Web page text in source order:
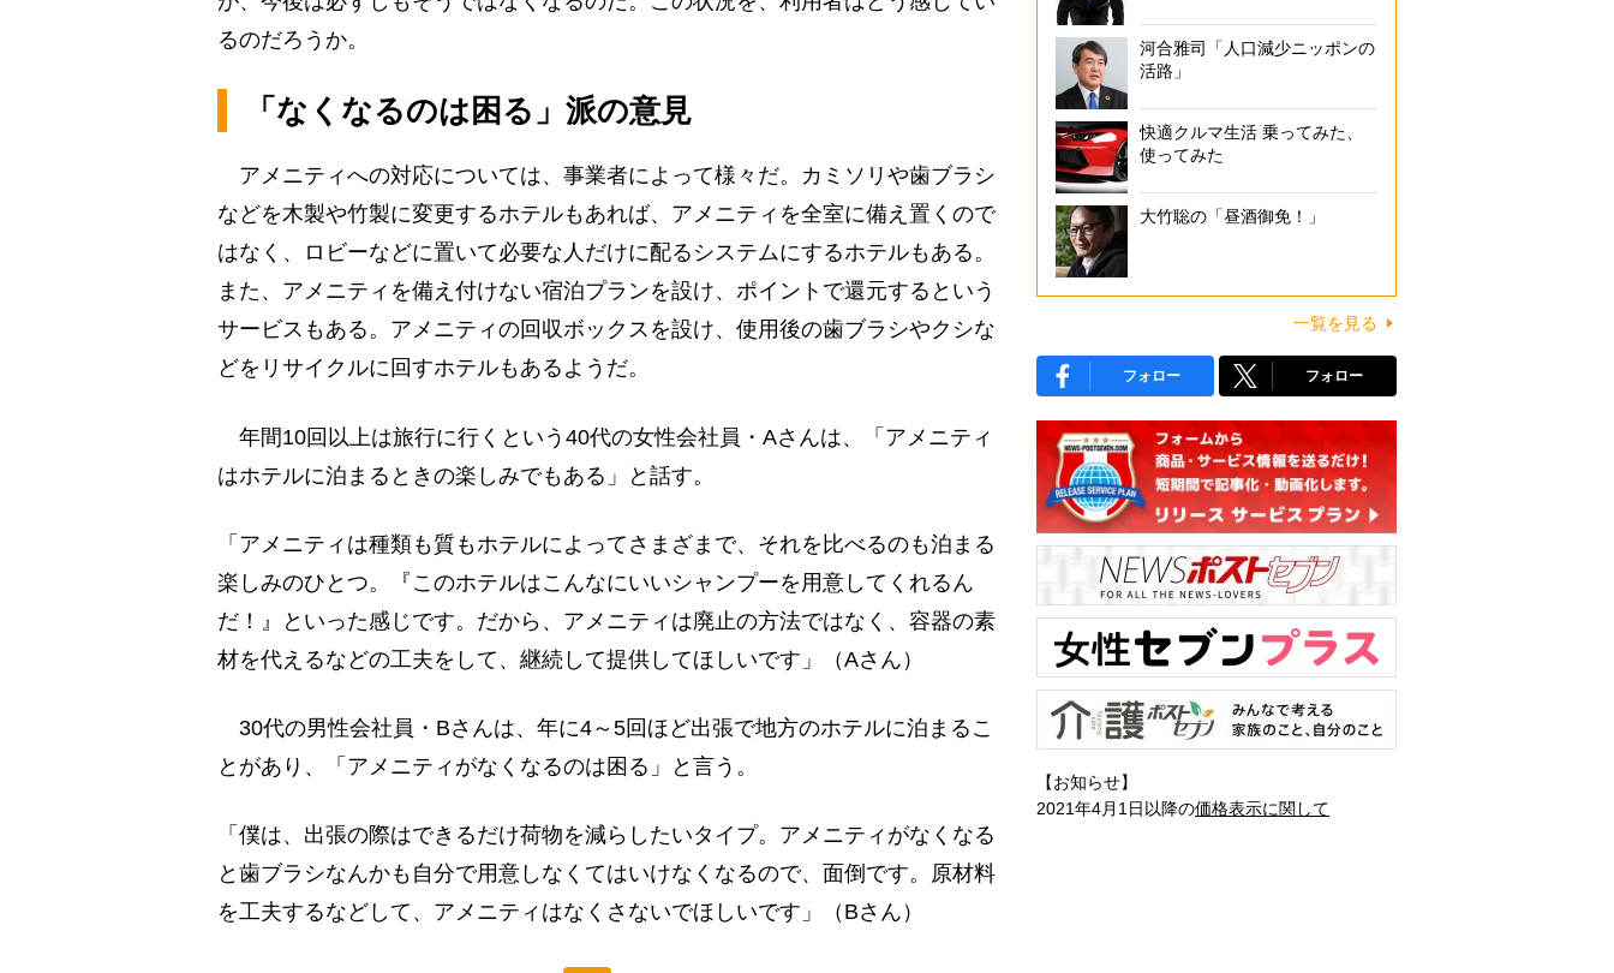
るのだろうか。
「なくなるのは困る」派の意見
アメニティへの対応については、事業者によって様々だ。カミソリや歯ブラシ
などを木製や竹製に変更するホテルもあれば、アメニティを全室に備え置くので
はなく、ロビーなどに置いて必要な人だけに配るシステムにするホテルもある。
また、アメニティを備え付けない宿泊プランを設け、ポイントで還元するという
サービスもある。アメニティの回収ボックスを設け、使用後の歯ブラシやクシな
どをリサイクルに回すホテルもあるようだ。
年間10回以上は旅行に行くという40代の女性会社員・Aさんは、「アメニティ
はホテルに泊まるときの楽しみでもある」と話す。
「アメニティは種類も質もホテルによってさまざまで、それを比べるのも泊まる
楽しみのひとつ。『このホテルはこんなにいいシャンプーを用意してくれるん
だ！』といった感じです。だから、アメニティは廃止の方法ではなく、容器の素
材を代えるなどの工夫をして、継続して提供してほしいです」（Aさん）
30代の男性会社員・Bさんは、年に4～5回ほど出張で地方のホテルに泊まるこ
とがあり、「アメニティがなくなるのは困る」と言う。
「僕は、出張の際はできるだけ荷物を減らしたいタイプ。アメニティがなくなる
と歯ブラシなんかも自分で用意しなくてはいけなくなるので、面倒です。原材料
を工夫するなどして、アメニティはなくさないでほしいです」（Bさん）
河合雅司「人口減少ニッポンの
活路」
快適クルマ生活 乗ってみた、
使ってみた
大竹聡の「昼酒御免！」
一覧を見る
フォロー フォロー
【お知らせ】
2021年4月1日以降の価格表示に関して